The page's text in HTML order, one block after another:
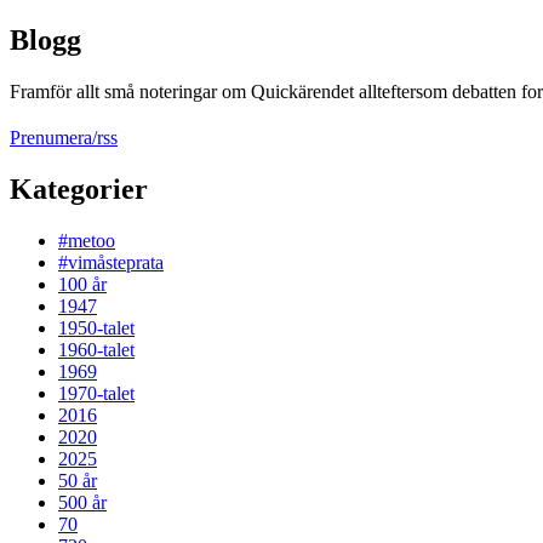
Blogg
Framför allt små noteringar om Quickärendet allteftersom debatten
Prenumera/rss
Kategorier
#metoo
#vimåsteprata
100 år
1947
1950-talet
1960-talet
1969
1970-talet
2016
2020
2025
50 år
500 år
70